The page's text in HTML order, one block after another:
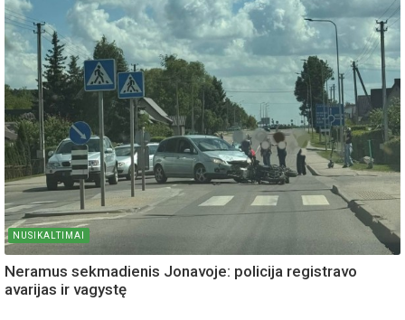
NUSIKALTIMAI
Neramus sekmadienis Jonavoje: policija registravo
avarijas ir vagystę